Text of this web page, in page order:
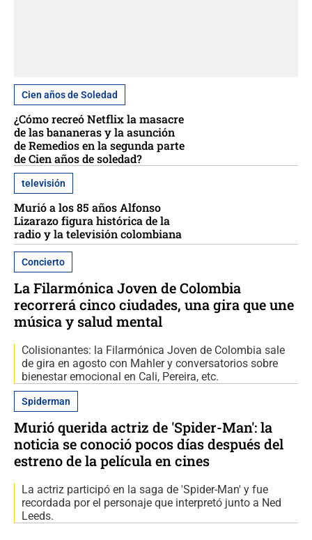
Cien años de Soledad
¿Cómo recreó Netflix la masacre
de las bananeras y la asunción
de Remedios en la segunda parte
de Cien años de soledad?
televisión
Murió a los 85 años Alfonso
Lizarazo figura histórica de la
radio y la televisión colombiana
Concierto
La Filarmónica Joven de Colombia
recorrerá cinco ciudades, una gira que une
música y salud mental
Colisionantes: la Filarmónica Joven de Colombia sale
de gira en agosto con Mahler y conversatorios sobre
bienestar emocional en Cali, Pereira, etc.
Spiderman
Murió querida actriz de 'Spider-Man': la
noticia se conoció pocos días después del
estreno de la película en cines
La actriz participó en la saga de 'Spider-Man' y fue
recordada por el personaje que interpretó junto a Ned
Leeds.